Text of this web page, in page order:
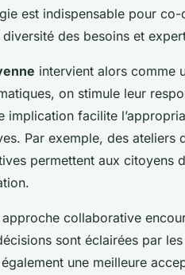
est indispensable pour
des besoins et
intervient alors comme
on stimule leur
implication facilite
Par exemple, des
permettent aux citoyens
collaborative
sont éclairées par
une meilleure